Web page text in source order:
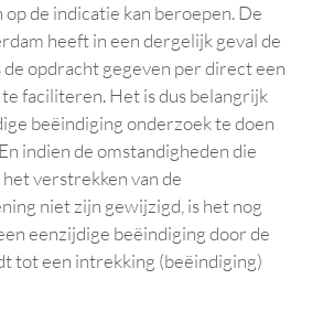
op de indicatie kan beroepen. De
heeft in een dergelijk geval de
de opdracht gegeven per direct een
faciliteren. Het is dus belangrijk
beëindiging onderzoek te doen
indien de omstandigheden die
verstrekken van de
niet zijn gewijzigd, is het nog
eenzijdige beëindiging door de
tot een intrekking (beëindiging)